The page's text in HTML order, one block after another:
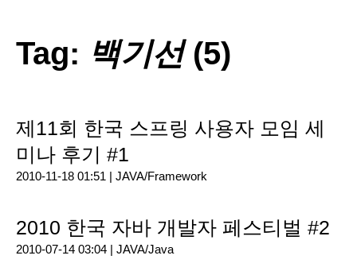
Tag: 백기선(5)
제11회 한국 스프링 사용자 모임 세
미나 후기 #1
2010-11-18 01:51 | JAVA/Framework
2010 한국 자바 개발자 페스티벌 #2
2010-07-14 03:04 | JAVA/Java